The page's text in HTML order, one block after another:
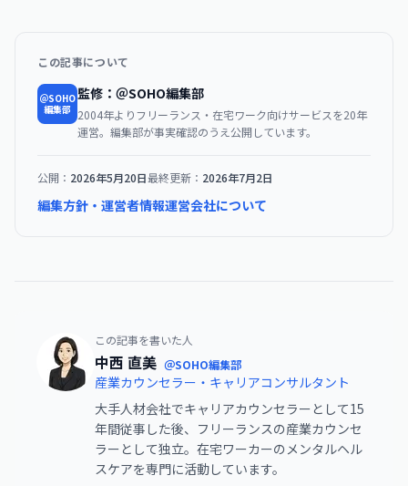
この記事について
＠SOHO
編集部
監修：＠SOHO編集部
2004年よりフリーランス・在宅ワーク向けサービスを20年
運営。編集部が事実確認のうえ公開しています。
公開： 2026年5月20日最終更新： 2026年7月2日
編集方針・運営者情報運営会社について
この記事を書いた人
中西 直美 ＠SOHO編集部
産業カウンセラー・キャリアコンサルタント
大手人材会社でキャリアカウンセラーとして15
年間従事した後、フリーランスの産業カウンセ
ラーとして独立。在宅ワーカーのメンタルヘル
スケアを専門に活動しています。